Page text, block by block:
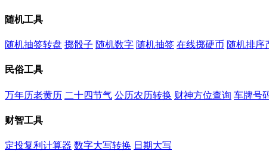
随机工具
随机抽签转盘 掷骰子 随机数字 随机抽签 在线掷硬币 随机排序
民俗工具
万年历老黄历 二十四节气 公历农历转换 财神方位查询 车牌号
财智工具
定投复利计算器 数字大写转换 日期大写